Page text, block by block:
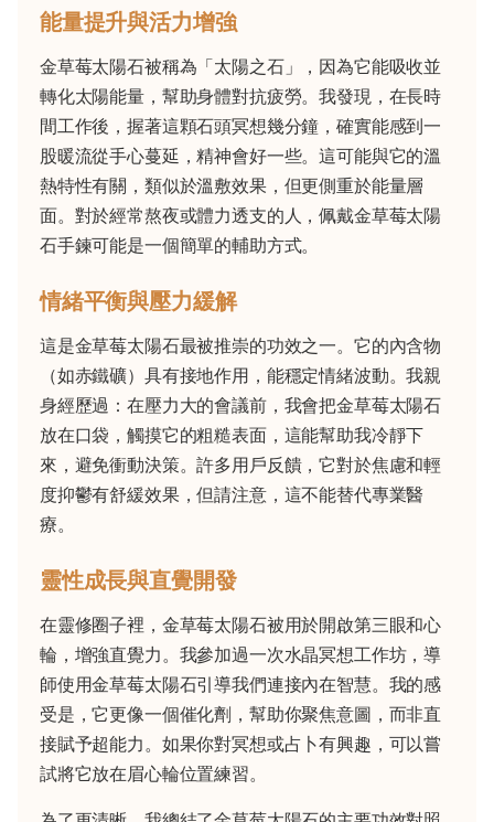
能量提升與活力增強
金草莓太陽石被稱為「太陽之石」，因為它能吸收並
轉化太陽能量，幫助身體對抗疲勞。我發現，在長時
間工作後，握著這顆石頭冥想幾分鐘，確實能感到一
股暖流從手心蔓延，精神會好一些。這可能與它的溫
熱特性有關，類似於溫敷效果，但更側重於能量層
面。對於經常熬夜或體力透支的人，佩戴金草莓太陽
石手鍊可能是一個簡單的輔助方式。
情緒平衡與壓力緩解
這是金草莓太陽石最被推崇的功效之一。它的內含物
（如赤鐵礦）具有接地作用，能穩定情緒波動。我親
身經歷過：在壓力大的會議前，我會把金草莓太陽石
放在口袋，觸摸它的粗糙表面，這能幫助我冷靜下
來，避免衝動決策。許多用戶反饋，它對於焦慮和輕
度抑鬱有舒緩效果，但請注意，這不能替代專業醫
療。
靈性成長與直覺開發
在靈修圈子裡，金草莓太陽石被用於開啟第三眼和心
輪，增強直覺力。我參加過一次水晶冥想工作坊，導
師使用金草莓太陽石引導我們連接內在智慧。我的感
受是，它更像一個催化劑，幫助你聚焦意圖，而非直
接賦予超能力。如果你對冥想或占卜有興趣，可以嘗
試將它放在眉心輪位置練習。